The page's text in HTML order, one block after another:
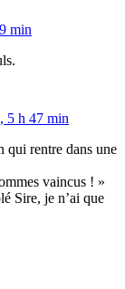
min
5 h 47 min
qui rentre dans une
vaincus ! »
Sire, je n’ai que